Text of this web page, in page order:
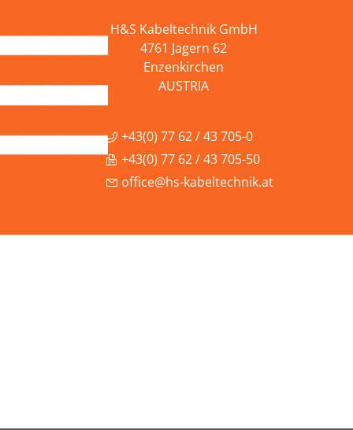
H&S Kabeltechnik GmbH
4761 Jagern 62
Enzenkirchen
AUSTRIA
+43(0) 77 62 / 43 705-0
+43(0) 77 62 / 43 705-50
office@hs-kabeltechnik.at